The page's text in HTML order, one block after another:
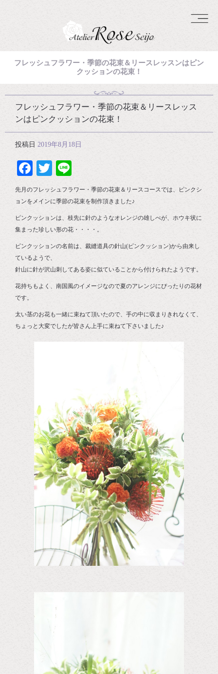
フレッシュフラワー・季節の花束＆リースレッスンはピン
クッションの花束！
フレッシュフラワー・季節の花束＆リースレッス
ンはピンクッションの花束！
投稿日 2019年8月18日
Facebook
Twitter
先月のフレッシュフラワー・季節の花束＆リースコースでは、ピンクシ
ョンをメインに季節の花束を制作頂きました♪
ピンクッションは、枝先に針のようなオレンジの雄しべが、ホウキ状に
集まった珍しい形の花・・・・。
ピンクッションの名前は、裁縫道具の針山(ピンクッション)から由来し
ているようで、
針山に針が沢山刺してある姿に似ていることから付けられたようです。
花持ちもよく、南国風のイメージなので夏のアレンジにぴったりの花材
です。
太い茎のお花も一緒に束ねて頂いたので、手の中に収まりきれなくて、
ちょっと大変でしたが皆さん上手に束ねて下さいました♪